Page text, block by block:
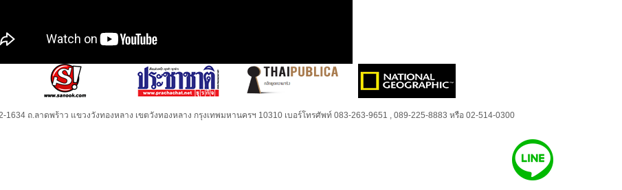
1634 ถ.ลาดพร้าว แขวงวังทองหลาง เขตวังทองหลาง กรุงเทพมหานครฯ 10310 เบอร์โทรศัพท์ 083-263-9651 , 089-225-8883 หรือ 02-514-0300